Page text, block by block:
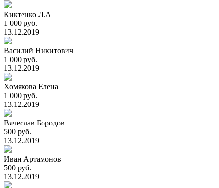
Киктенко Л.А
1 000 руб.
13.12.2019
Василий Никитович
1 000 руб.
13.12.2019
Хомякова Елена
1 000 руб.
13.12.2019
Вячеслав Бородов
500 руб.
13.12.2019
Иван Артамонов
500 руб.
13.12.2019